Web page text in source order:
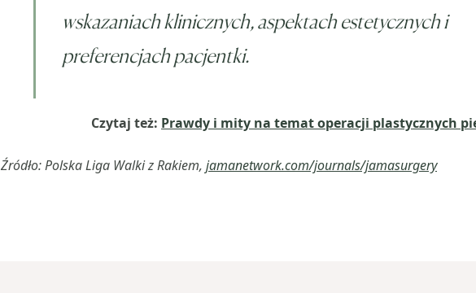
wskazaniach klinicznych, aspektach estetycznych i
preferencjach pacjentki.
Czytaj też: Prawdy i mity na temat operacji plastycznych
Źródło: Polska Liga Walki z Rakiem, jamanetwork.com/journals/jamasurgery